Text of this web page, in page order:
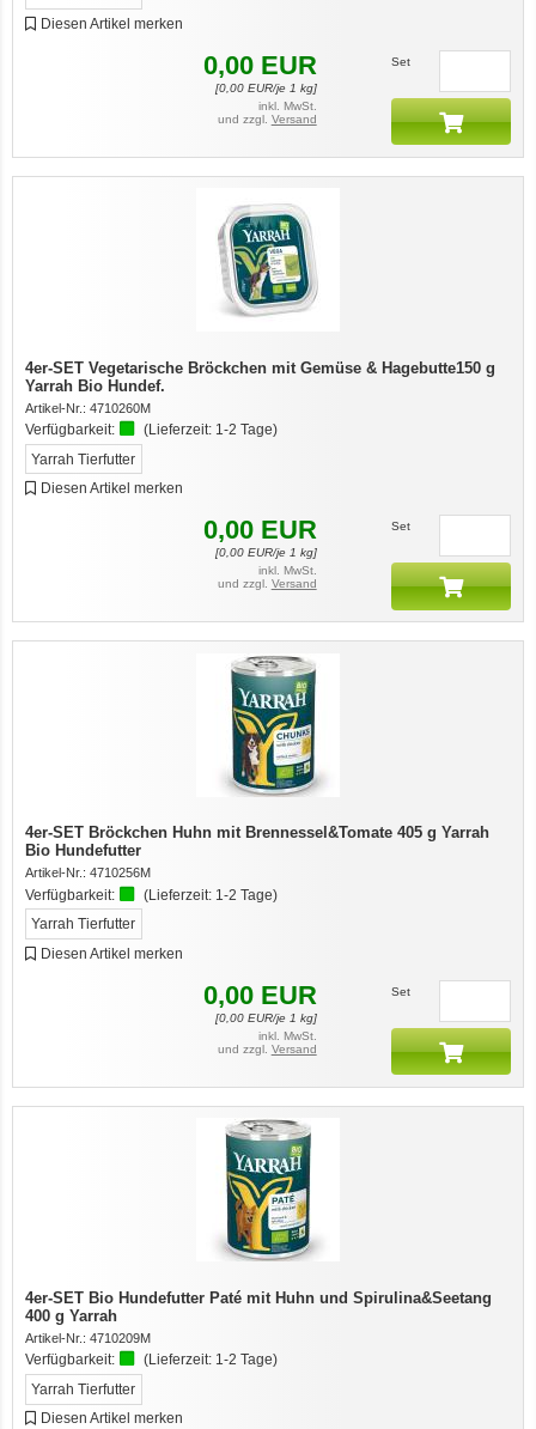
Diesen Artikel merken
0,00 EUR
[0,00EUR/je 1 kg]
inkl. MwSt.
und zzgl. Versand
Set
4er-SET Vegetarische Bröckchen mit Gemüse & Hagebutte150 g
Yarrah Bio Hundef.
Artikel-Nr.: 4710260M
Verfügbarkeit: (Lieferzeit: 1-2 Tage)
Yarrah Tierfutter
Diesen Artikel merken
0,00 EUR
[0,00EUR/je 1 kg]
inkl. MwSt.
und zzgl. Versand
Set
4er-SET Bröckchen Huhn mit Brennessel&Tomate 405 g Yarrah
Bio Hundefutter
Artikel-Nr.: 4710256M
Verfügbarkeit: (Lieferzeit: 1-2 Tage)
Yarrah Tierfutter
Diesen Artikel merken
0,00 EUR
[0,00EUR/je 1 kg]
inkl. MwSt.
und zzgl. Versand
Set
4er-SET Bio Hundefutter Paté mit Huhn und Spirulina&Seetang
400 g Yarrah
Artikel-Nr.: 4710209M
Verfügbarkeit: (Lieferzeit: 1-2 Tage)
Yarrah Tierfutter
Diesen Artikel merken